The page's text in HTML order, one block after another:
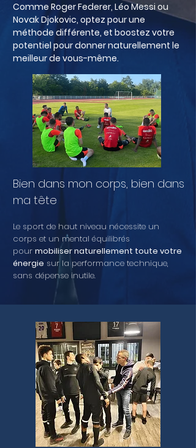
Comme Roger Federer, Léo Messi ou
Novak Djokovic, optez pour une
méthode différente, et boostez votre
potentiel pour donner naturellement le
meilleur de vous-même.
Bien dans mon corps, bien dans
ma tête​
Le sport de haut niveau nécessite un
corps et un mental équilibrés
pour mobiliser naturellement toute votre
énergie sur la performance technique,
sans dépense inutile.